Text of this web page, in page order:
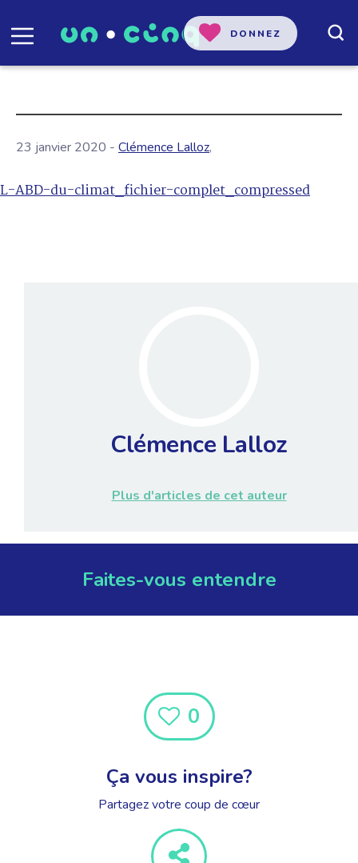
DONNEZ
23 janvier 2020 - Clémence Lalloz,
L-ABD-du-climat_fichier-complet_compressed
Clémence Lalloz
Plus d'articles de cet auteur
Faites-vous entendre
0
Ça vous inspire?
Partagez votre coup de cœur